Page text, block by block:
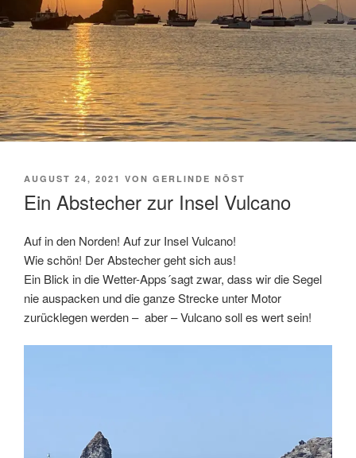
VERÖFFENTLICHT
AUGUST 24, 2021 VON GERLINDE NÖST
Ein Abstecher zur Insel Vulcano
Auf in den Norden! Auf zur Insel Vulcano!
Wie schön! Der Abstecher geht sich aus!
Ein Blick in die Wetter-Apps´sagt zwar, dass wir die Segel
nie auspacken und die ganze Strecke unter Motor
zurücklegen werden – aber – Vulcano soll es wert sein!